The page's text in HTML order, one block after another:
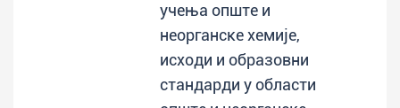
учења опште и
неорганске хемије,
исходи и образовни
стандарди у области